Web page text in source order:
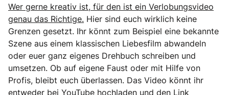
Wer gerne kreativ ist, für den ist ein Verlobungsvideo
genau das Richtige. Hier sind euch wirklich keine
Grenzen gesetzt. Ihr könnt zum Beispiel eine bekannte
Szene aus einem klassischen Liebesfilm abwandeln
oder euer ganz eigenes Drehbuch schreiben und
umsetzen. Ob auf eigene Faust oder mit Hilfe von
Profis, bleibt euch überlassen. Das Video könnt ihr
entweder bei YouTube hochladen und den Link